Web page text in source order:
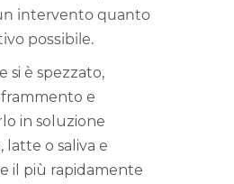
intervento quanto
possibile.
si è spezzato,
e
in soluzione
latte o saliva e
il più rapidamente